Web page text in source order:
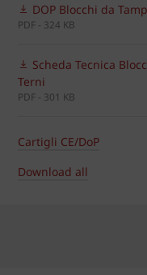
DOP Blocchi da
PDF - 324 KB
Scheda Tecnica
Terni
PDF - 301 KB
Cartigli CE/DoP
Download all